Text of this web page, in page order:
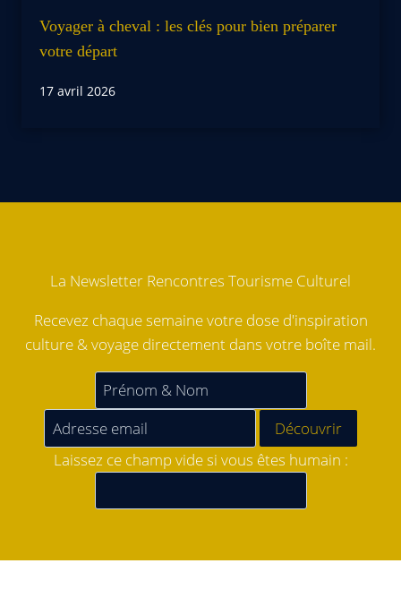
Voyager à cheval : les clés pour bien préparer
votre départ
17 avril 2026
La Newsletter Rencontres Tourisme Culturel
Recevez chaque semaine votre dose d'inspiration
culture & voyage directement dans votre boîte mail.
Laissez ce champ vide si vous êtes humain :